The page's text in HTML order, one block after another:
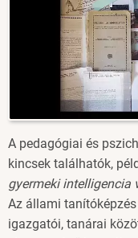
A pedagógiai és
kincsek találhatók,
gyermeki intelligencia
Az állami
igazgatói, tanárai